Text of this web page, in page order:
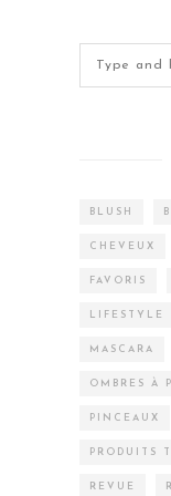
BLUSH
CHEVEUX
FAVORIS
LIFESTYLE
MASCARA
OMBRES À
PINCEAUX
PRODUITS
REVUE